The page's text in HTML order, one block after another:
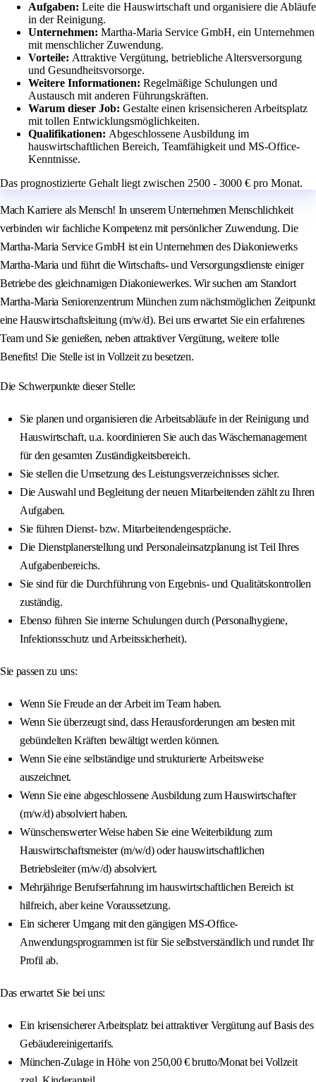
Aufgaben: Leite die Hauswirtschaft und organisiere die Abläufe
in der Reinigung.
Unternehmen: Martha-Maria Service GmbH, ein Unternehmen
mit menschlicher Zuwendung.
Vorteile: Attraktive Vergütung, betriebliche Altersversorgung
und Gesundheitsvorsorge.
Weitere Informationen: Regelmäßige Schulungen und
Austausch mit anderen Führungskräften.
Warum dieser Job: Gestalte einen krisensicheren Arbeitsplatz
mit tollen Entwicklungsmöglichkeiten.
Qualifikationen: Abgeschlossene Ausbildung im
hauswirtschaftlichen Bereich, Teamfähigkeit und MS-Office-
Kenntnisse.
Das prognostizierte Gehalt liegt zwischen 2500 - 3000 € pro Monat.
Mach Karriere als Mensch! In unserem Unternehmen Menschlichkeit
verbinden wir fachliche Kompetenz mit persönlicher Zuwendung. Die
Martha-Maria Service GmbH ist ein Unternehmen des Diakoniewerks
Martha-Maria und führt die Wirtschafts- und Versorgungsdienste einiger
Betriebe des gleichnamigen Diakoniewerkes. Wir suchen am Standort
Martha-Maria Seniorenzentrum München zum nächstmöglichen Zeitpunkt
eine Hauswirtschaftsleitung (m/w/d). Bei uns erwartet Sie ein erfahrenes
Team und Sie genießen, neben attraktiver Vergütung, weitere tolle
Benefits! Die Stelle ist in Vollzeit zu besetzen.
Die Schwerpunkte dieser Stelle:
Sie planen und organisieren die Arbeitsabläufe in der Reinigung und
Hauswirtschaft, u.a. koordinieren Sie auch das Wäschemanagement
für den gesamten Zuständigkeitsbereich.
Sie stellen die Umsetzung des Leistungsverzeichnisses sicher.
Die Auswahl und Begleitung der neuen Mitarbeitenden zählt zu Ihren
Aufgaben.
Sie führen Dienst- bzw. Mitarbeitendengespräche.
Die Dienstplanerstellung und Personaleinsatzplanung ist Teil Ihres
Aufgabenbereichs.
Sie sind für die Durchführung von Ergebnis- und Qualitätskontrollen
zuständig.
Ebenso führen Sie interne Schulungen durch (Personalhygiene,
Infektionsschutz und Arbeitssicherheit).
Sie passen zu uns:
Wenn Sie Freude an der Arbeit im Team haben.
Wenn Sie überzeugt sind, dass Herausforderungen am besten mit
gebündelten Kräften bewältigt werden können.
Wenn Sie eine selbständige und strukturierte Arbeitsweise
auszeichnet.
Wenn Sie eine abgeschlossene Ausbildung zum Hauswirtschafter
(m/w/d) absolviert haben.
Wünschenswerter Weise haben Sie eine Weiterbildung zum
Hauswirtschaftsmeister (m/w/d) oder hauswirtschaftlichen
Betriebsleiter (m/w/d) absolviert.
Mehrjährige Berufserfahrung im hauswirtschaftlichen Bereich ist
hilfreich, aber keine Voraussetzung.
Ein sicherer Umgang mit den gängigen MS-Office-
Anwendungsprogrammen ist für Sie selbstverständlich und rundet Ihr
Profil ab.
Das erwartet Sie bei uns:
Ein krisensicherer Arbeitsplatz bei attraktiver Vergütung auf Basis des
Gebäudereinigertarifs.
München-Zulage in Höhe von 250,00 € brutto/Monat bei Vollzeit